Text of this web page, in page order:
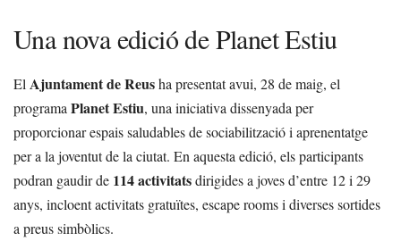
Una nova edició de Planet Estiu
El Ajuntament de Reusha presentat avui, 28 de maig, el
programa Planet Estiu, una iniciativa dissenyada per
proporcionar espais saludables de sociabilització i aprenentatge
per a la joventut de la ciutat. En aquesta edició, els participants
podran gaudir de 114 activitatsdirigides a joves d’entre 12 i 29
anys, incloent activitats gratuïtes, escape rooms i diverses sortides
a preus simbòlics.